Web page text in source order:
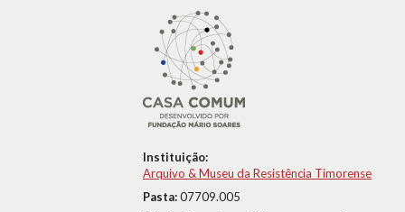
Instituição:
Arquivo & Museu da Resistência Timorense
Pasta:07709.005